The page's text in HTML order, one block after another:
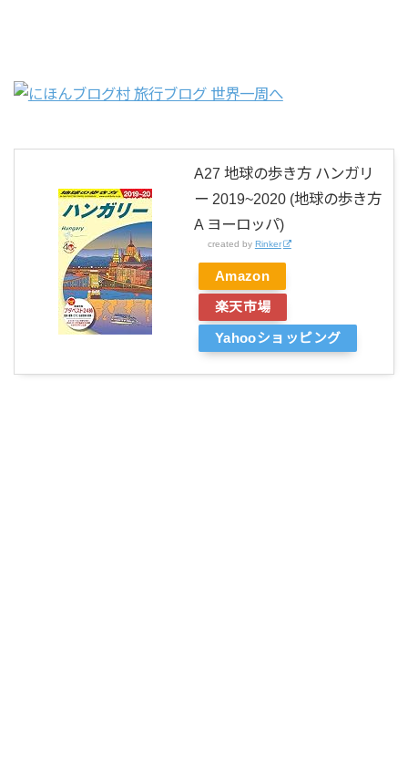
A27 地球の歩き方 ハンガリ
ー 2019~2020 (地球の歩き方
A ヨーロッパ)
created by Rinker
Amazon
楽天市場
Yahooショッピング